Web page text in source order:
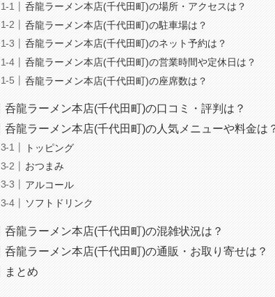
呑龍ラーメン本店(千代田町)の場所・アクセスは？
呑龍ラーメン本店(千代田町)の駐車場は？
呑龍ラーメン本店(千代田町)のネット予約は？
呑龍ラーメン本店(千代田町)の営業時間や定休日は？
呑龍ラーメン本店(千代田町)の座席数は？
呑龍ラーメン本店(千代田町)の口コミ・評判は？
呑龍ラーメン本店(千代田町)の人気メニューや料金は
トッピング
おつまみ
アルコール
ソフトドリンク
呑龍ラーメン本店(千代田町)の混雑状況は？
呑龍ラーメン本店(千代田町)の通販・お取り寄せは？
まとめ